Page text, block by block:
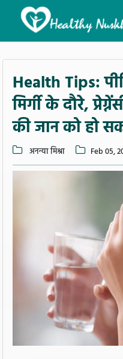
Health Tips:
मिर्गी के दौरे,
की जान को हो
अनन्या मिश्रा Feb 05,